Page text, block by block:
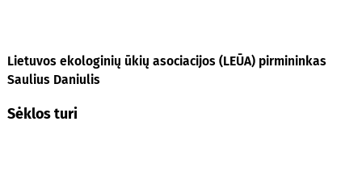
Lietuvos ekologinių ūkių asociacijos (LEŪA) pirmininkas
Saulius Daniulis
Sėklos turi